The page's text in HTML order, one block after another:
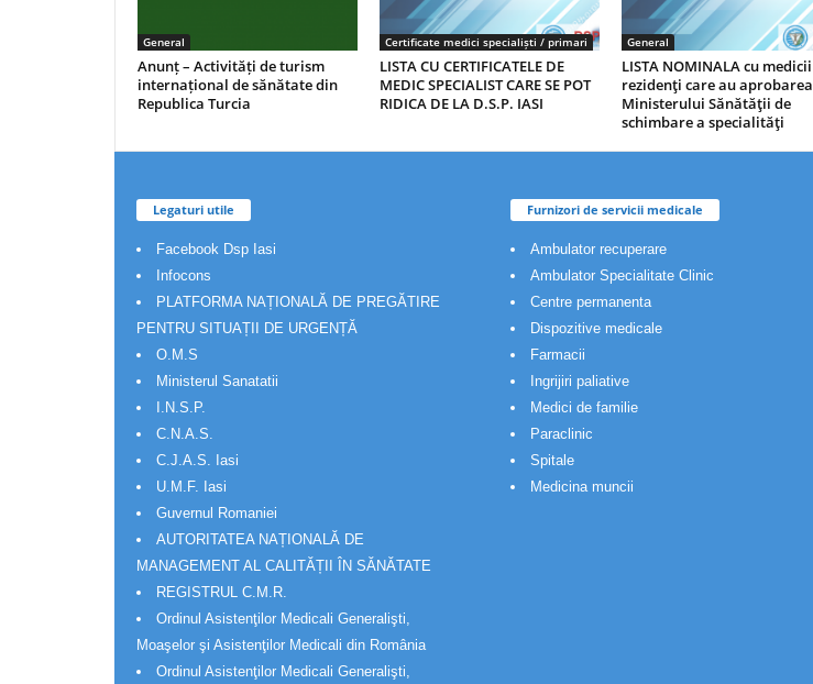
General
Anunț – Activități de turism
internațional de sănătate din
Republica Turcia
Certificate medici specialiști / primari
LISTA CU CERTIFICATELE DE
MEDIC SPECIALIST CARE SE POT
RIDICA DE LA D.S.P. IASI
General
LISTA NOMINALA cu medicii
rezidenţi care au aprobarea
Ministerului Sănătăţii de
schimbare a specialităţi
Legaturi utile
Facebook Dsp Iasi
Infocons
PLATFORMA NAȚIONALĂ DE PREGĂTIRE
PENTRU SITUAȚII DE URGENȚĂ
O.M.S
Ministerul Sanatatii
I.N.S.P.
C.N.A.S.
C.J.A.S. Iasi
U.M.F. Iasi
Guvernul Romaniei
AUTORITATEA NAȚIONALĂ DE
MANAGEMENT AL CALITĂȚII ÎN SĂNĂTATE
REGISTRUL C.M.R.
Ordinul Asistenţilor Medicali Generalişti,
Moaşelor şi Asistenţilor Medicali din România
Ordinul Asistenţilor Medicali Generalişti,
Furnizori de servicii medicale
Ambulator recuperare
Ambulator Specialitate Clinic
Centre permanenta
Dispozitive medicale
Farmacii
Ingrijiri paliative
Medici de familie
Paraclinic
Spitale
Medicina muncii